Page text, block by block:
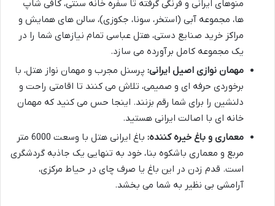
منوهای ایرانی و فرنگی گرفته تا سفره خانه سنتی، کافی شاپ
ها، مجموعه آبی (استخر، سونا، جکوزی)، سالن های همایش و
مراکز خرید صنایع دستی، هتل عباسی تمام نیازهای شما را در
یک مجموعه کامل برآورده می سازد.
مهمان نوازی اصیل ایرانی: پرسنل مجرب و مهمان نواز هتل، با
برخوردی حرفه ای و صمیمی، تلاش می کنند تا اقامتی راحت و
دلنشین را برای شما رقم بزنند. اینجا حس می کنید که مهمان
خانه ای با اصالت ایرانی هستید.
معماری و باغ خیره کننده:
باغ ایرانی هتل با وسعت 6000 متر
مربع و معماری باشکوه بنا، خود به تنهایی یک جاذبه گردشگری
است. قدم زدن در این باغ یا صرف چای در حیاط مرکزی،
آرامشی بی نظیر به شما می بخشد.